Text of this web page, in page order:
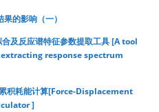
的影响（一）
及反应谱特征参数提取工具 [A tool
response spectrum
积耗能计算[Force-Displacement
]